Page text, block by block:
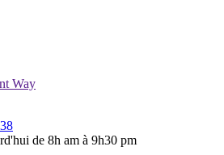
Way
de 8h am à 9h30 pm